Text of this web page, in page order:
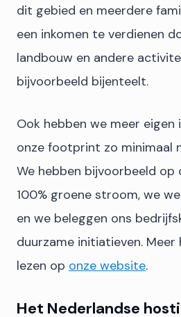
dit gebied en meerdere
een inkomen te verdienen
landbouw en andere
bijvoorbeeld bijenteelt.
Ook hebben we meer
onze footprint zo minimaal
We hebben bijvoorbeeld op
100% groene stroom, we
en we beleggen ons
duurzame initiatieven. Meer
lezen op onze website.
Het Nederlandse